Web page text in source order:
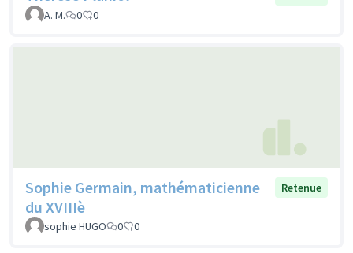
A. M.
0 0
Sophie Germain, mathématicienne
du XVIIIè
Retenue
sophie HUGO 0 0